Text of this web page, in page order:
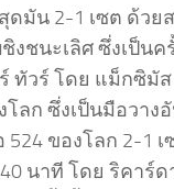
มัน 2-1 เซต ด้วย
ะเลิศ ซึ่งเป็นค
ทัวร์ โดย แม็กซิมั
ลก ซึ่งเป็นมือวา
ของโลก 2-1 เ
นาที โดย ริคาร์